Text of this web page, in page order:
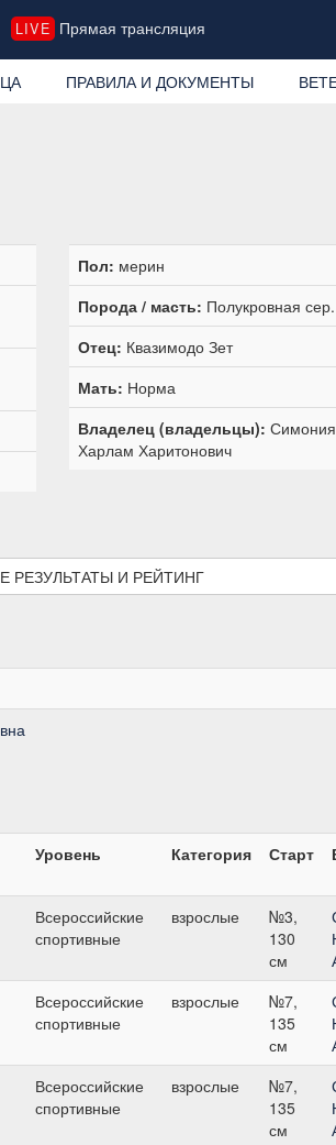
LIVE Прямая трансляция
ПРАВИЛА И ДОКУМЕНТЫ
Пол: мерин
Порода / масть: Полукровная сер.
Отец: Квазимодо Зет
Мать: Норма
Владелец (владельцы):
Харлам Харитонович
РЕЗУЛЬТАТЫ И РЕЙТИНГ
Уровень Категория Старт
Всероссийские
спортивные
взрослые
№3,
130
см
Всероссийские
спортивные
взрослые
№7,
135
см
Всероссийские
спортивные
взрослые
№7,
135
см